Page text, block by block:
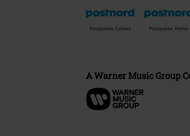
Postpakke Collect Postpakke Home
A Warner Music Group